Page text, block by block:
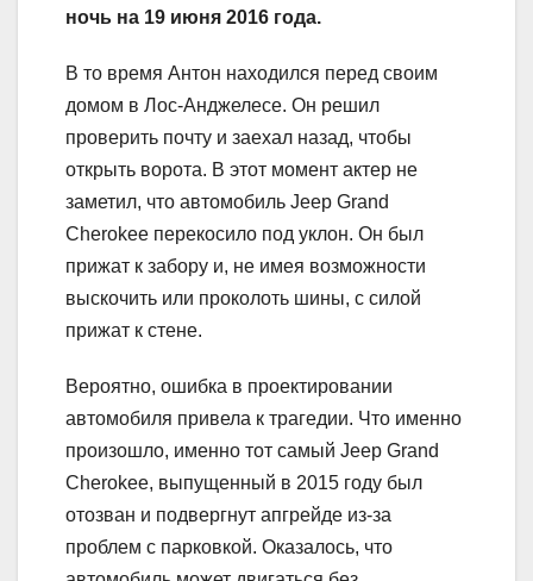
ночь на 19 июня 2016 года.
В то время Антон находился перед своим
домом в Лос-Анджелесе. Он решил
проверить почту и заехал назад, чтобы
открыть ворота. В этот момент актер не
заметил, что автомобиль Jeep Grand
Cherokee перекосило под уклон. Он был
прижат к забору и, не имея возможности
выскочить или проколоть шины, с силой
прижат к стене.
Вероятно, ошибка в проектировании
автомобиля привела к трагедии. Что именно
произошло, именно тот самый Jeep Grand
Cherokee, выпущенный в 2015 году был
отозван и подвергнут апгрейде из-за
проблем с парковкой. Оказалось, что